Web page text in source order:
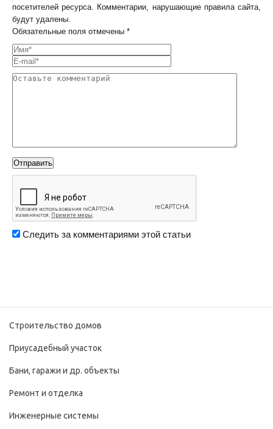
посетителей ресурса. Комментарии, нарушающие правила сайта,
будут удалены.
Обязательные поля отмечены *
Следить за комментариями этой статьи
Строительство домов
Приусадебный участок
Бани, гаражи и др. объекты
Ремонт и отделка
Инженерные системы